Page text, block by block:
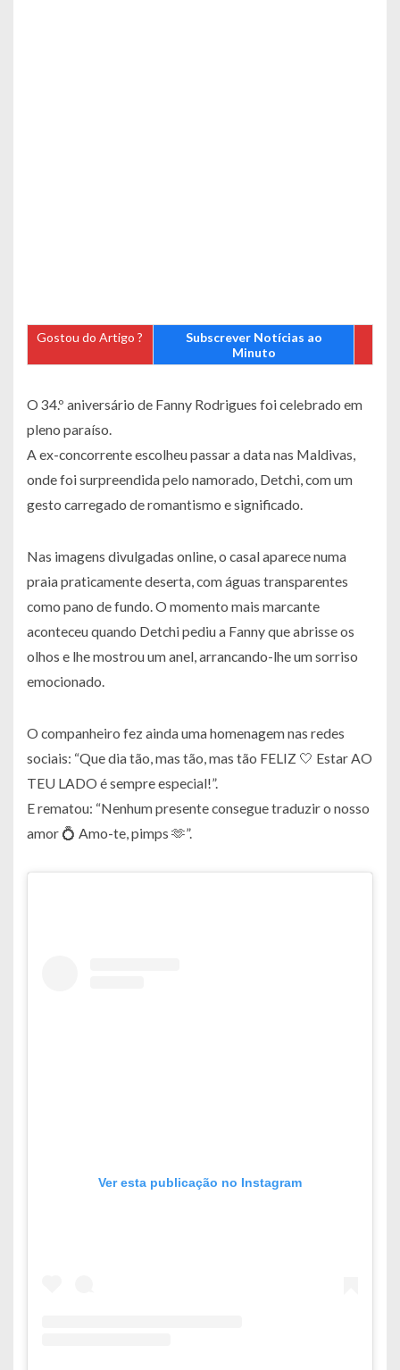
Gostou do Artigo ?
Subscrever Notícias ao
Minuto
O 34.º aniversário de Fanny Rodrigues foi celebrado em
pleno paraíso.
A ex-concorrente escolheu passar a data nas Maldivas,
onde foi surpreendida pelo namorado, Detchi, com um
gesto carregado de romantismo e significado.
Nas imagens divulgadas online, o casal aparece numa
praia praticamente deserta, com águas transparentes
como pano de fundo. O momento mais marcante
aconteceu quando Detchi pediu a Fanny que abrisse os
olhos e lhe mostrou um anel, arrancando-lhe um sorriso
emocionado.
O companheiro fez ainda uma homenagem nas redes
sociais: “Que dia tão, mas tão, mas tão FELIZ 🤍 Estar AO
TEU LADO é sempre especial!”.
E rematou: “Nenhum presente consegue traduzir o nosso
amor 💍 Amo-te, pimps 🫶”.
Ver esta publicação no Instagram